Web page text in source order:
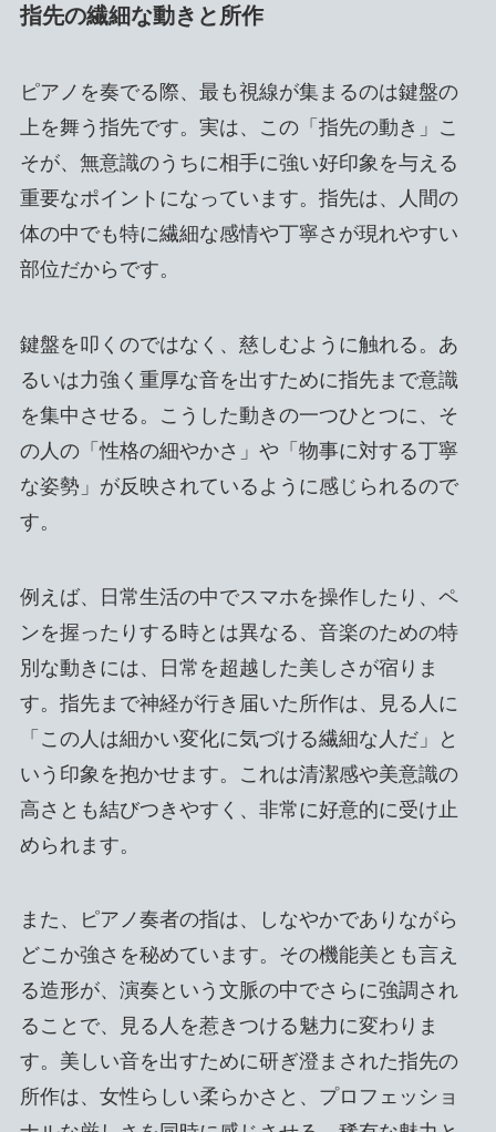
指先の繊細な動きと所作
ピアノを奏でる際、最も視線が集まるのは鍵盤の
上を舞う指先です。実は、この「指先の動き」こ
そが、無意識のうちに相手に強い好印象を与える
重要なポイントになっています。指先は、人間の
体の中でも特に繊細な感情や丁寧さが現れやすい
部位だからです。
鍵盤を叩くのではなく、慈しむように触れる。あ
るいは力強く重厚な音を出すために指先まで意識
を集中させる。こうした動きの一つひとつに、そ
の人の「性格の細やかさ」や「物事に対する丁寧
な姿勢」が反映されているように感じられるので
す。
例えば、日常生活の中でスマホを操作したり、ペ
ンを握ったりする時とは異なる、音楽のための特
別な動きには、日常を超越した美しさが宿りま
す。指先まで神経が行き届いた所作は、見る人に
「この人は細かい変化に気づける繊細な人だ」と
いう印象を抱かせます。これは清潔感や美意識の
高さとも結びつきやすく、非常に好意的に受け止
められます。
また、ピアノ奏者の指は、しなやかでありながら
どこか強さを秘めています。その機能美とも言え
る造形が、演奏という文脈の中でさらに強調され
ることで、見る人を惹きつける魅力に変わりま
す。美しい音を出すために研ぎ澄まされた指先の
所作は、女性らしい柔らかさと、プロフェッショ